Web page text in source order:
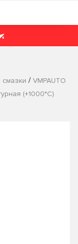
смазки / VMPAUTO
(+1000*C)